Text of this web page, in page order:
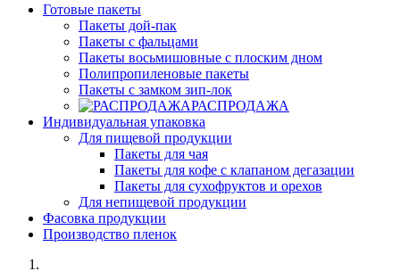
Готовые пакеты
Пакеты дой-пак
Пакеты с фальцами
Пакеты восьмишовные с плоским дном
Полипропиленовые пакеты
Пакеты с замком зип-лок
РАСПРОДАЖА
Индивидуальная упаковка
Для пищевой продукции
Пакеты для чая
Пакеты для кофе с клапаном дегазации
Пакеты для сухофруктов и орехов
Для непищевой продукции
Фасовка продукции
Производство пленок